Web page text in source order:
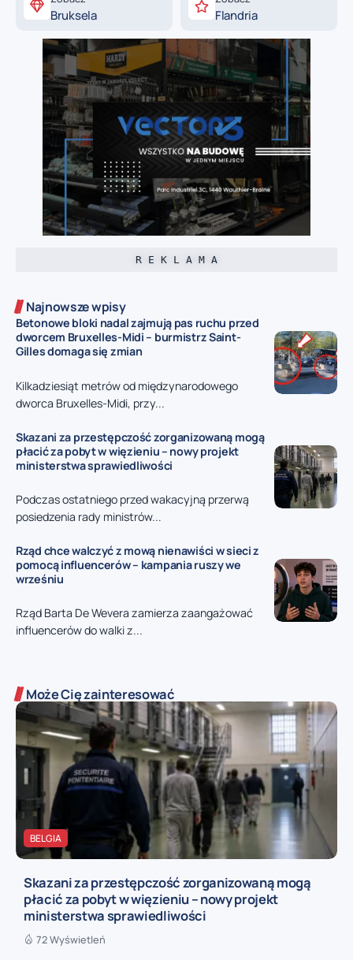
Bruksela Flandria
R E K L A M A
Najnowsze wpisy
Betonowe bloki nadal zajmują pas ruchu przed
dworcem Bruxelles-Midi – burmistrz Saint-
Gilles domaga się zmian
Kilkadziesiąt metrów od międzynarodowego
dworca Bruxelles-Midi, przy...
Skazani za przestępczość zorganizowaną mogą
płacić za pobyt w więzieniu – nowy projekt
ministerstwa sprawiedliwości
Podczas ostatniego przed wakacyjną przerwą
posiedzenia rady ministrów...
Rząd chce walczyć z mową nienawiści w sieci z
pomocą influencerów – kampania ruszy we
wrześniu
Rząd Barta De Wevera zamierza zaangażować
influencerów do walki z...
Może Cię zainteresować
BELGIA
Skazani za przestępczość zorganizowaną mogą
płacić za pobyt w więzieniu – nowy projekt
ministerstwa sprawiedliwości
72 Wyświetleń